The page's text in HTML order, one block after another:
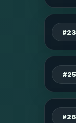
#23
#25
#26